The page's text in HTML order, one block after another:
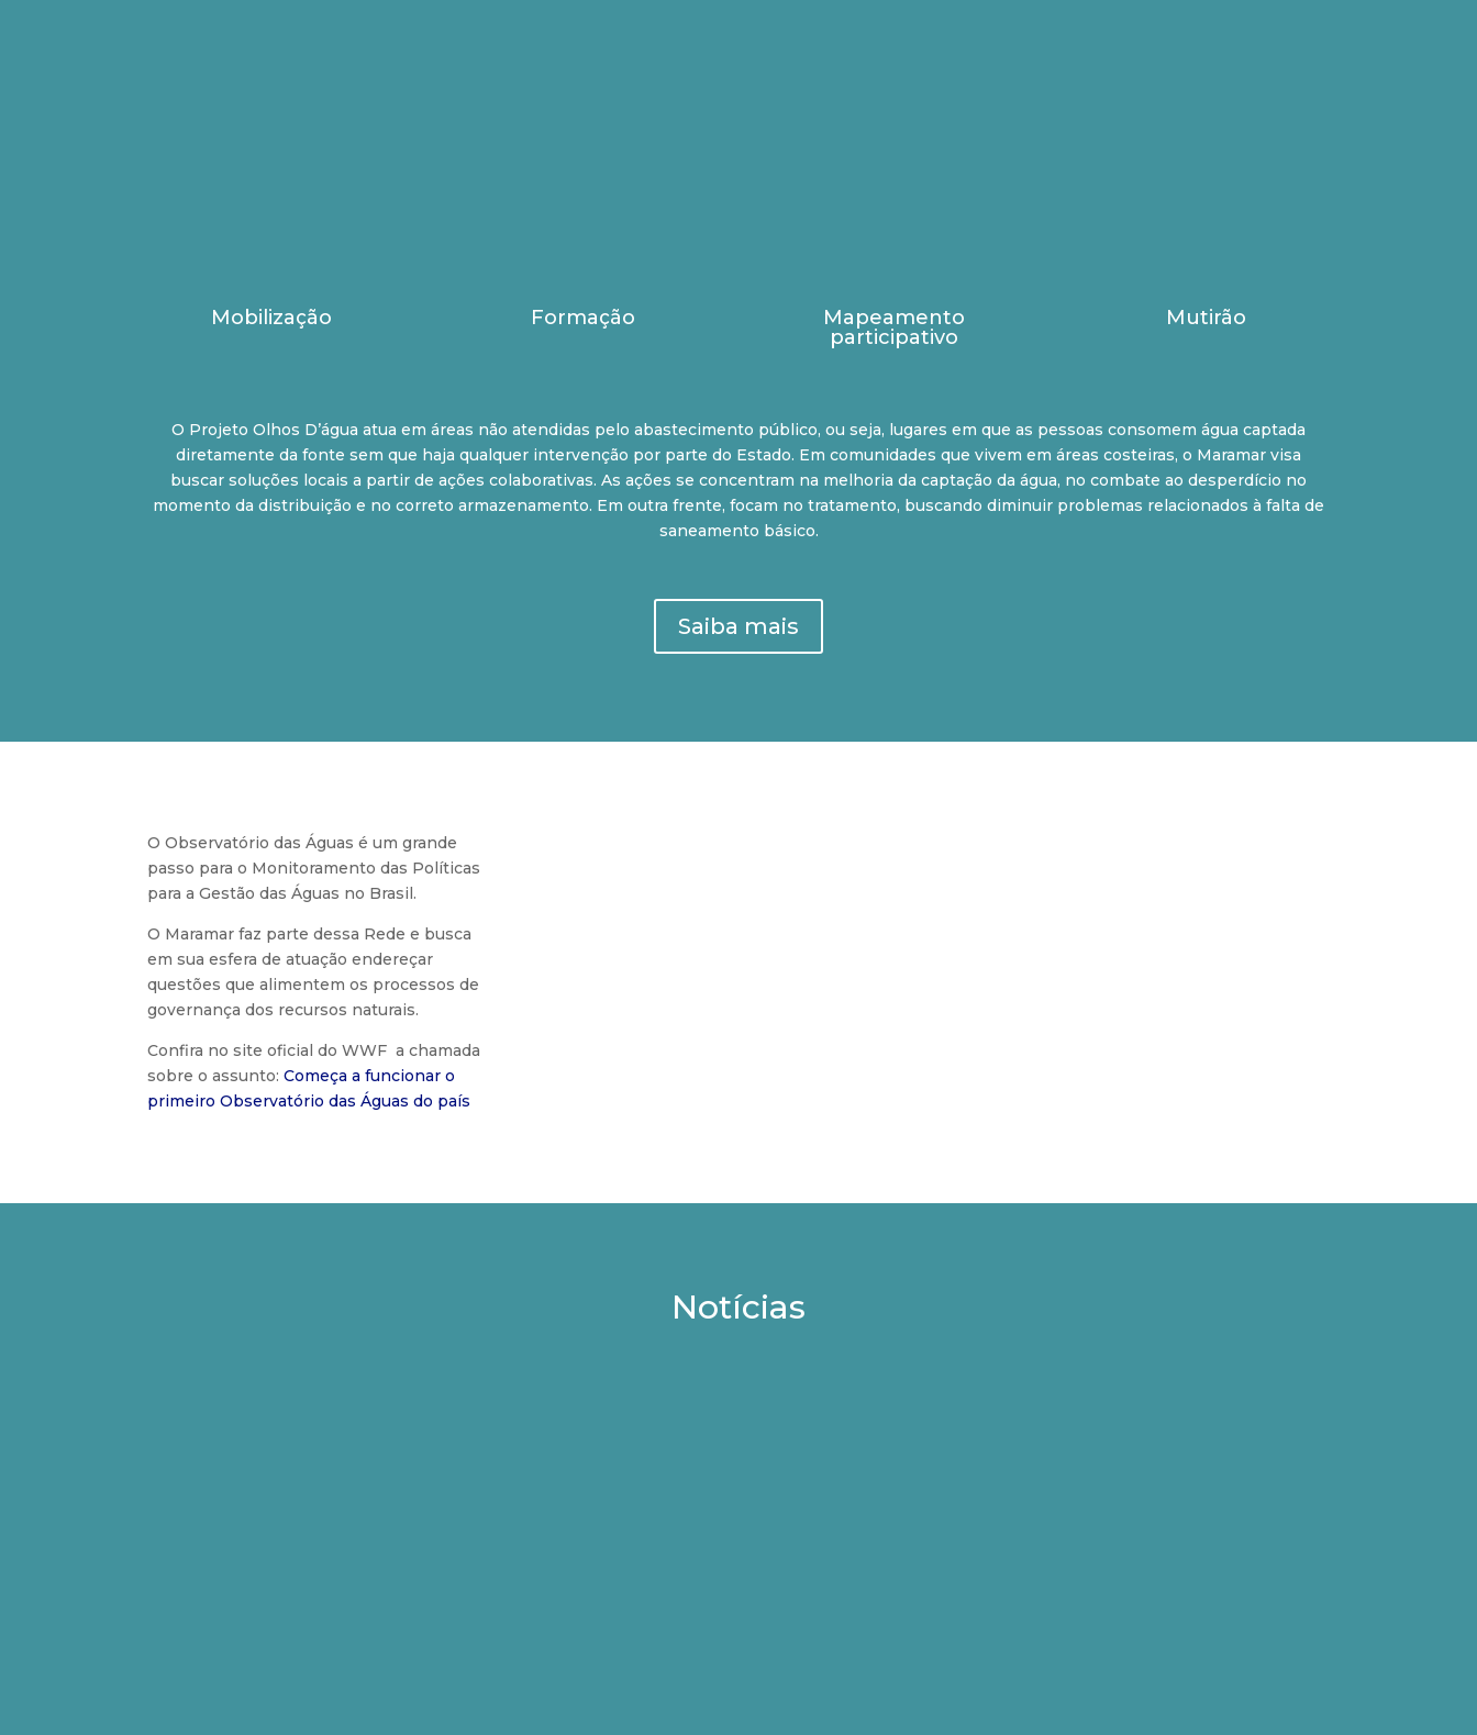
Mobilização Formação
Mapeamento
participativo
Mutirão
O Projeto Olhos D’água atua em áreas não atendidas pelo abastecimento público, ou seja, lugares em que as pessoas consomem água captada
diretamente da fonte sem que haja qualquer intervenção por parte do Estado. Em comunidades que vivem em áreas costeiras, o Maramar visa
buscar soluções locais a partir de ações colaborativas. As ações se concentram na melhoria da captação da água, no combate ao desperdício no
momento da distribuição e no correto armazenamento. Em outra frente, focam no tratamento, buscando diminuir problemas relacionados à falta de
saneamento básico.
Saiba mais
O Observatório das Águas é um grande
passo para o Monitoramento das Políticas
para a Gestão das Águas no Brasil.
O Maramar faz parte dessa Rede e busca
em sua esfera de atuação endereçar
questões que alimentem os processos de
governança dos recursos naturais.
Confira no site oficial do WWF a chamada
sobre o assunto:Começa a funcionar o
primeiro Observatório das Águas do país
Notícias